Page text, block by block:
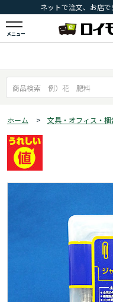
ネットで注文、お店
メニュー
ホーム > 文具・オフィス・